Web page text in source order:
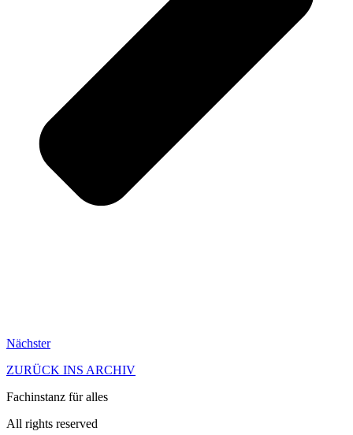
Nächster
ZURÜCK INS ARCHIV
Fachinstanz für alles
All rights reserved